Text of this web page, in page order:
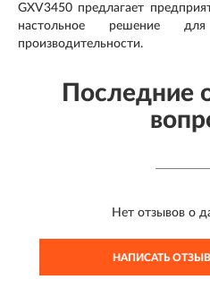
GXV3450 предлагает
настольное решение
производительности.
Последние
Нет отзывов о
НАПИСАТЬ